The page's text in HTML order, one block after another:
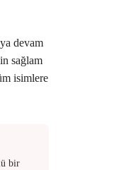
devam
sağlam
isimlere
bir